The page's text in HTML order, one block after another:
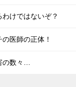
けではないぞ？
医師の正体！
の数々…